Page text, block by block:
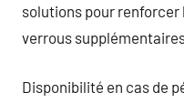
solutions pour
verrous
Disponibilité en cas de